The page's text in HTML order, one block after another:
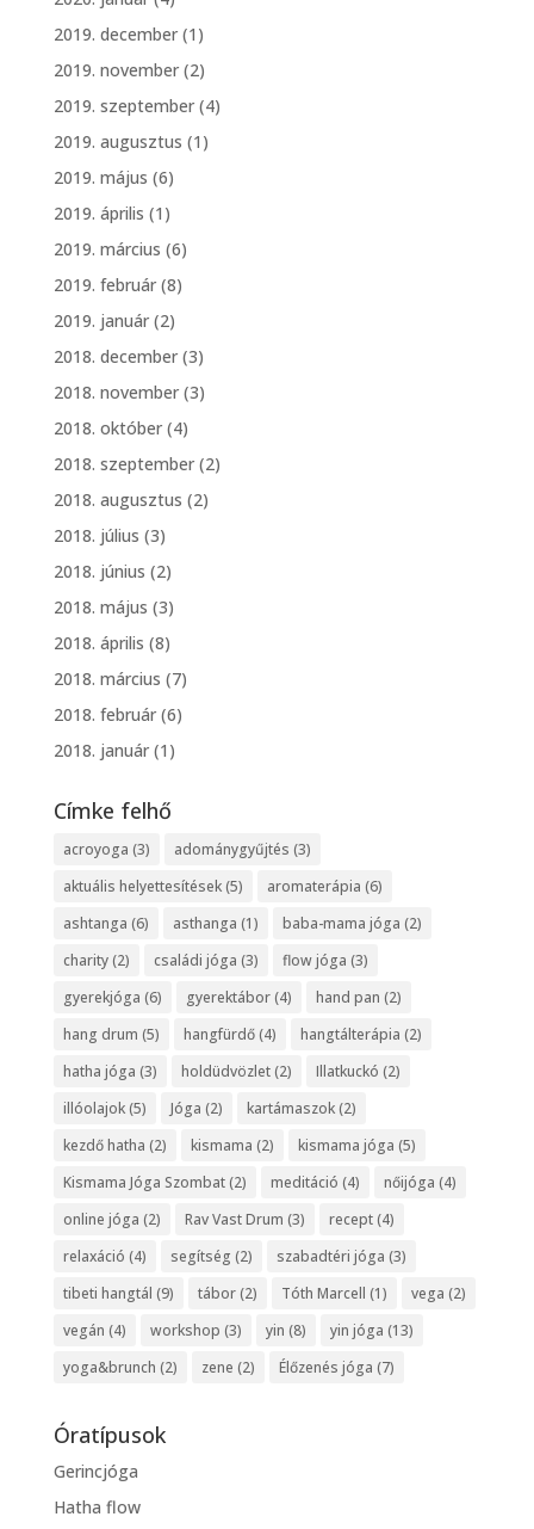
2019. december(1)
2019. november(2)
2019. szeptember(4)
2019. augusztus (1)
2019. május (6)
2019. április (1)
2019. március (6)
2019. február(8)
2019. január(2)
2018. december(3)
2018. november(3)
2018. október(4)
2018. szeptember(2)
2018. augusztus (2)
2018. július (3)
2018. június (2)
2018. május (3)
2018. április (8)
2018. március (7)
2018. február(6)
2018. január(1)
Címke felhő
acroyoga (3) adománygyűjtés (3)
aktuális helyettesítések(5) aromaterápia (6)
ashtanga (6) asthanga (1) baba-mama jóga (2)
charity(2) családi jóga (3) flow jóga (3)
gyerekjóga (6) gyerektábor(4) hand pan (2)
hang drum (5) hangfürdő(4) hangtálterápia (2)
hatha jóga (3) holdüdvözlet(2) Illatkuckó (2)
illóolajok(5) Jóga (2) kartámaszok(2)
kezdő hatha (2) kismama (2) kismama jóga (5)
Kismama Jóga Szombat(2) meditáció (4) nőijóga (4)
online jóga (2) Rav Vast Drum (3) recept(4)
relaxáció (4) segítség (2) szabadtéri jóga (3)
tibeti hangtál (9) tábor(2) Tóth Marcell (1) vega (2)
vegán (4) workshop (3) yin (8) yin jóga (13)
yoga&brunch (2) zene (2) Élőzenés jóga (7)
Óratípusok
Gerincjóga
Hatha flow